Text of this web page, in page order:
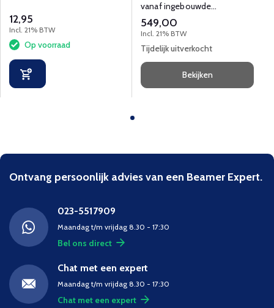
12,95
Incl. 21% BTW
Op voorraad
vanaf ingebouwde
mediaspeler, inclusief 2
speakers.
549,00
Incl. 21% BTW
Tijdelijk uitverkocht
Bekijken
Ontvang persoonlijk advies van een Beamer Expert.
023-5517909
Maandag t/m vrijdag 8.30 - 17:30
Bel ons direct
Chat met een expert
Maandag t/m vrijdag 8.30 - 17:30
Chat met een expert